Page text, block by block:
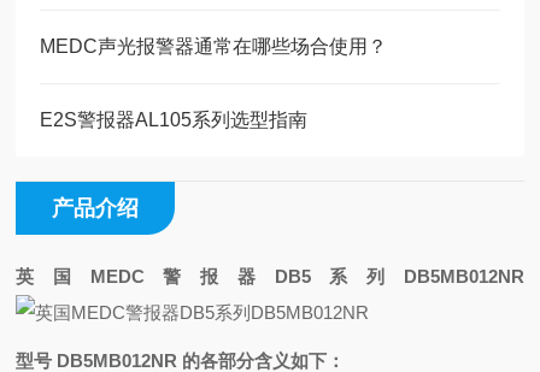
MEDC声光报警器通常在哪些场合使用？
E2S警报器AL105系列选型指南
产品介绍
英国MEDC警报器DB5系列DB5MB012NR
型号 DB5MB012NR 的各部分含义如下：